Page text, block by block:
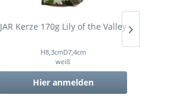
JAR Kerze 170g Lily of the Valley
H8,3cmD7,4cm
weiß
Hier anmelden